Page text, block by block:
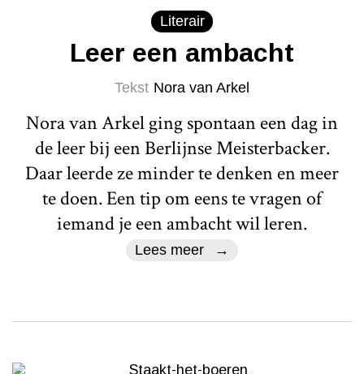
Literair
Leer een ambacht
Tekst Nora van Arkel
Nora van Arkel ging spontaan een dag in
de leer bij een Berlijnse Meisterbacker.
Daar leerde ze minder te denken en meer
te doen. Een tip om eens te vragen of
iemand je een ambacht wil leren.
Lees meer